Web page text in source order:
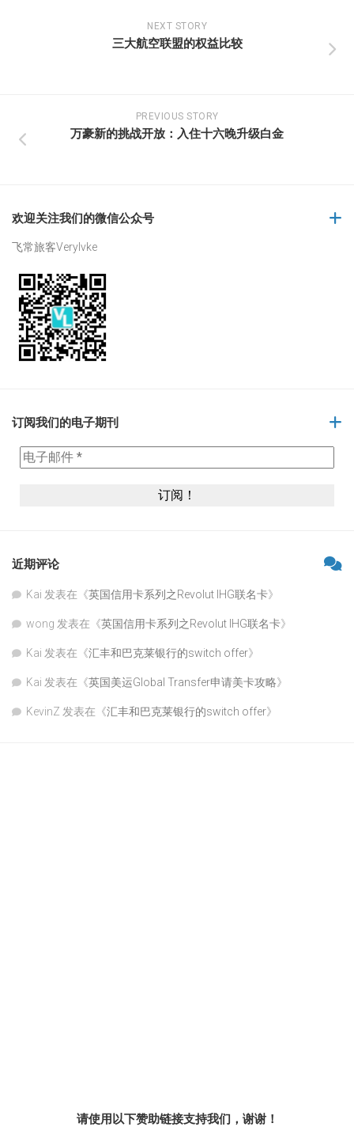
NEXT STORY
三大航空联盟的权益比较
PREVIOUS STORY
万豪新的挑战开放：入住十六晚升级白金
欢迎关注我们的微信公众号
飞常旅客Verylvke
订阅我们的电子期刊
近期评论
Kai 发表在《英国信用卡系列之Revolut IHG联名卡》
wong 发表在《英国信用卡系列之Revolut IHG联名卡》
Kai 发表在《汇丰和巴克莱银行的switch offer》
Kai 发表在《英国美运Global Transfer申请美卡攻略》
KevinZ 发表在《汇丰和巴克莱银行的switch offer》
请使用以下赞助链接支持我们，谢谢！